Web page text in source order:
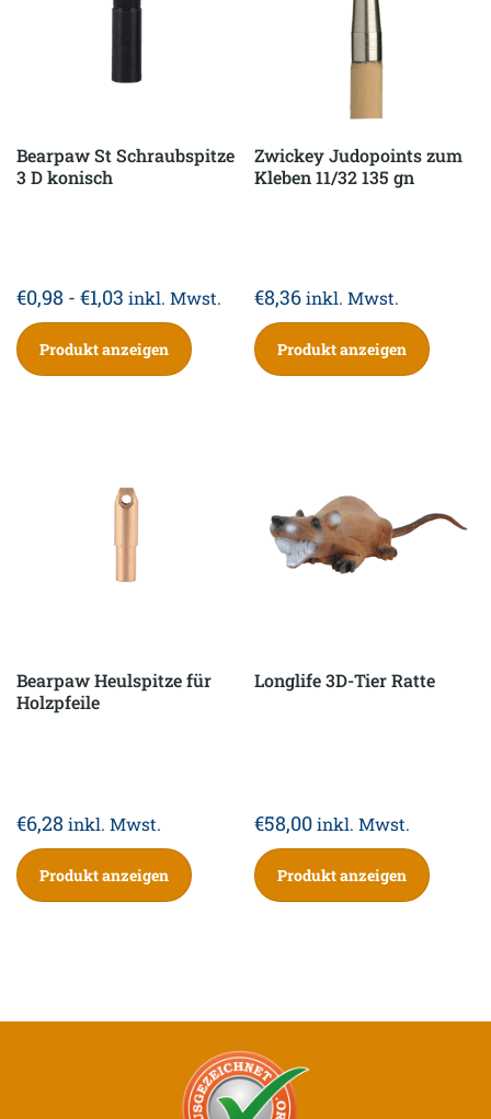
Bearpaw St Schraubspitze
3 D konisch
€0,98 - €1,03 inkl. Mwst.
Produkt anzeigen
Zwickey Judopoints zum
Kleben 11/32 135 gn
€8,36 inkl. Mwst.
Produkt anzeigen
Bearpaw Heulspitze für
Holzpfeile
€6,28 inkl. Mwst.
Produkt anzeigen
Longlife 3D-Tier Ratte
€58,00 inkl. Mwst.
Produkt anzeigen